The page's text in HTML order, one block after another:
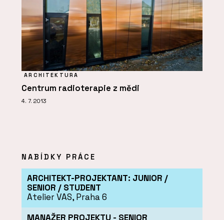
ARCHITEKTURA
Centrum radioterapie z mědi
4. 7. 2013
NABÍDKY PRÁCE
ARCHITEKT-PROJEKTANT: JUNIOR /
SENIOR / STUDENT
Atelier VAS, Praha 6
MANAŽER PROJEKTU - SENIOR